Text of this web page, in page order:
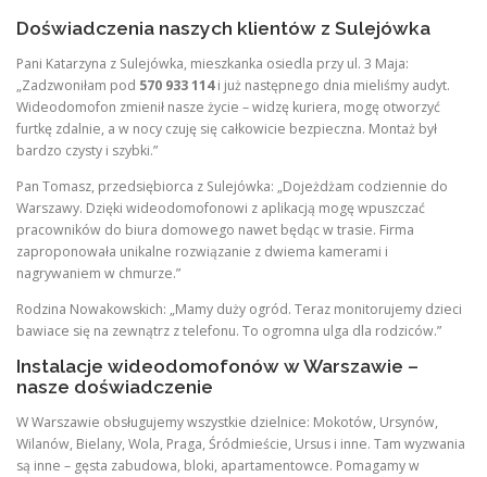
Doświadczenia naszych klientów z Sulejówka
Pani Katarzyna z Sulejówka, mieszkanka osiedla przy ul. 3 Maja:
„Zadzwoniłam pod 570 933 114i już następnego dnia mieliśmy audyt.
Wideodomofon zmienił nasze życie – widzę kuriera, mogę otworzyć
furtkę zdalnie, a w nocy czuję się całkowicie bezpieczna. Montaż był
bardzo czysty i szybki.”
Pan Tomasz, przedsiębiorca z Sulejówka: „Dojeżdżam codziennie do
Warszawy. Dzięki wideodomofonowi z aplikacją mogę wpuszczać
pracowników do biura domowego nawet będąc w trasie. Firma
zaproponowała unikalne rozwiązanie z dwiema kamerami i
nagrywaniem w chmurze.”
Rodzina Nowakowskich: „Mamy duży ogród. Teraz monitorujemy dzieci
bawiace się na zewnątrz z telefonu. To ogromna ulga dla rodziców.”
Instalacje wideodomofonów w Warszawie –
nasze doświadczenie
W Warszawie obsługujemy wszystkie dzielnice: Mokotów, Ursynów,
Wilanów, Bielany, Wola, Praga, Śródmieście, Ursus i inne. Tam wyzwania
są inne – gęsta zabudowa, bloki, apartamentowce. Pomagamy w